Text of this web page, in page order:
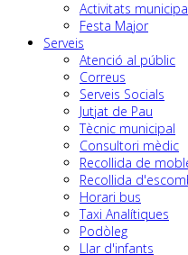
Activitats
Festa Major
Serveis
Atenció al públic
Correus
Serveis Socials
Jutjat de Pau
Tècnic municipal
Consultori mèdic
Recollida de
Recollida
Horari bus
Taxi Analítiques
Podòleg
Llar d'infants